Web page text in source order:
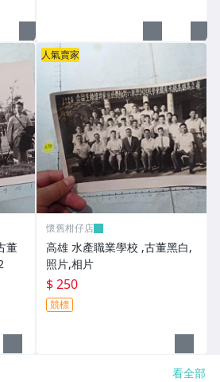
董
人氣賣家
懷舊柑仔店
高雄 水產職業學校 ,古董黑白,
照片,相片
$ 250
競標
看全部